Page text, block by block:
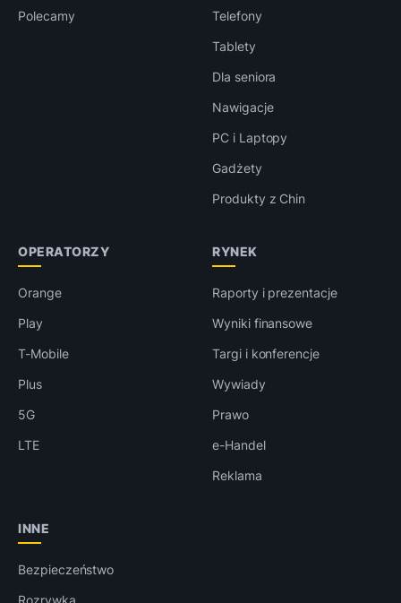
Polecamy
Telefony
Tablety
Dla seniora
Nawigacje
PC i Laptopy
Gadżety
Produkty z Chin
OPERATORZY
Orange
Play
T-Mobile
Plus
5G
LTE
RYNEK
Raporty i prezentacje
Wyniki finansowe
Targi i konferencje
Wywiady
Prawo
e-Handel
Reklama
INNE
Bezpieczeństwo
Rozrywka